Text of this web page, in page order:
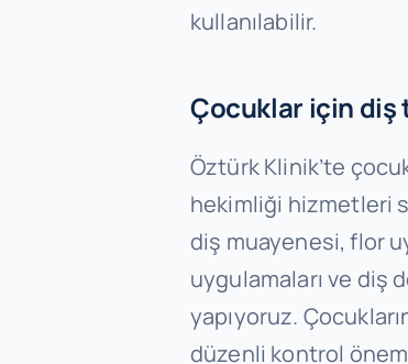
kullanılabilir.
Çocuklar için diş
Öztürk Klinik’te
hekimliği hizmetleri
diş muayenesi, flor
uygulamaları ve diş
yapıyoruz.
düzenli kontrol